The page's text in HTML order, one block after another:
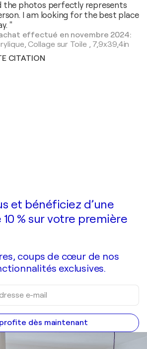
the photos perfectly represents
I am looking for the best place
"
effectué en novembre 2024:
Collage sur Toile, 7,9x39,4in
CITATION
et bénéficiez d’une
% sur votre première
coups de cœur de nos
exclusives.
profite dès maintenant